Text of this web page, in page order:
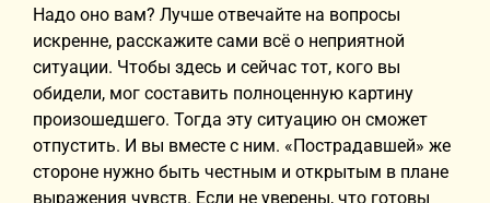
Надо оно вам? Лучше отвечайте на вопросы
искренне, расскажите сами всё о неприятной
ситуации. Чтобы здесь и сейчас тот, кого вы
обидели, мог составить полноценную картину
произошедшего. Тогда эту ситуацию он сможет
отпустить. И вы вместе с ним. «Пострадавшей» же
стороне нужно быть честным и открытым в плане
выражения чувств. Если не уверены, что готовы